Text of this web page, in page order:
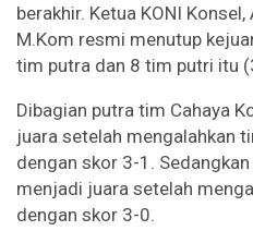
berakhir. Ketua KONI
M.Kom resmi menutup
tim putra dan 8 tim putri itu
Dibagian putra tim Cahaya
juara setelah mengalahkan
dengan skor 3-1.
menjadi juara setelah
dengan skor 3-0.